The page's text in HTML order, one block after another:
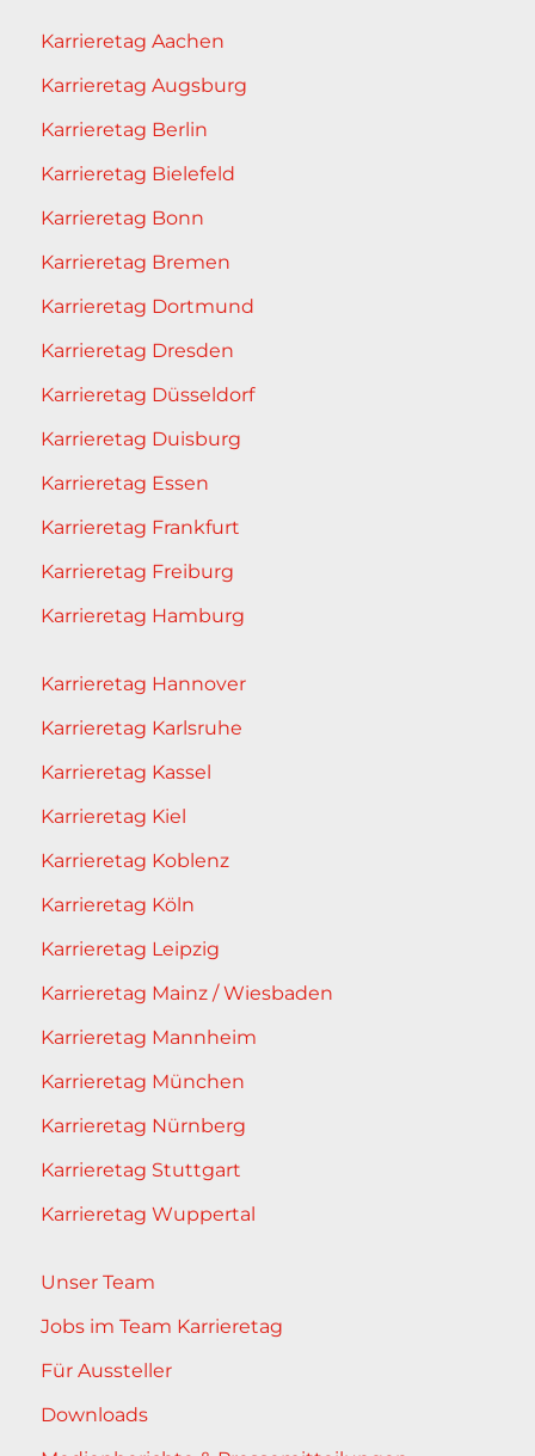
Karrieretag Aachen
Karrieretag Augsburg
Karrieretag Berlin
Karrieretag Bielefeld
Karrieretag Bonn
Karrieretag Bremen
Karrieretag Dortmund
Karrieretag Dresden
Karrieretag Düsseldorf
Karrieretag Duisburg
Karrieretag Essen
Karrieretag Frankfurt
Karrieretag Freiburg
Karrieretag Hamburg
Karrieretag Hannover
Karrieretag Karlsruhe
Karrieretag Kassel
Karrieretag Kiel
Karrieretag Koblenz
Karrieretag Köln
Karrieretag Leipzig
Karrieretag Mainz / Wiesbaden
Karrieretag Mannheim
Karrieretag München
Karrieretag Nürnberg
Karrieretag Stuttgart
Karrieretag Wuppertal
Unser Team
Jobs im Team Karrieretag
Für Aussteller
Downloads